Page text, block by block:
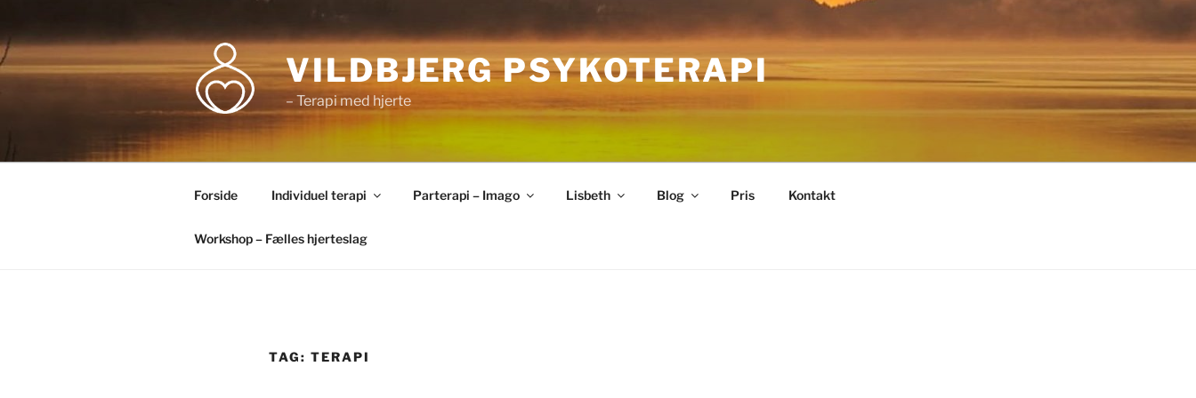
indhold
VILDBJERG PSYKOTERAPI
– Terapi med hjerte
Forside Individuel terapi Parterapi – Imago Lisbeth Blog Pris Kontakt
Workshop – Fælles hjerteslag
TAG: TERAPI